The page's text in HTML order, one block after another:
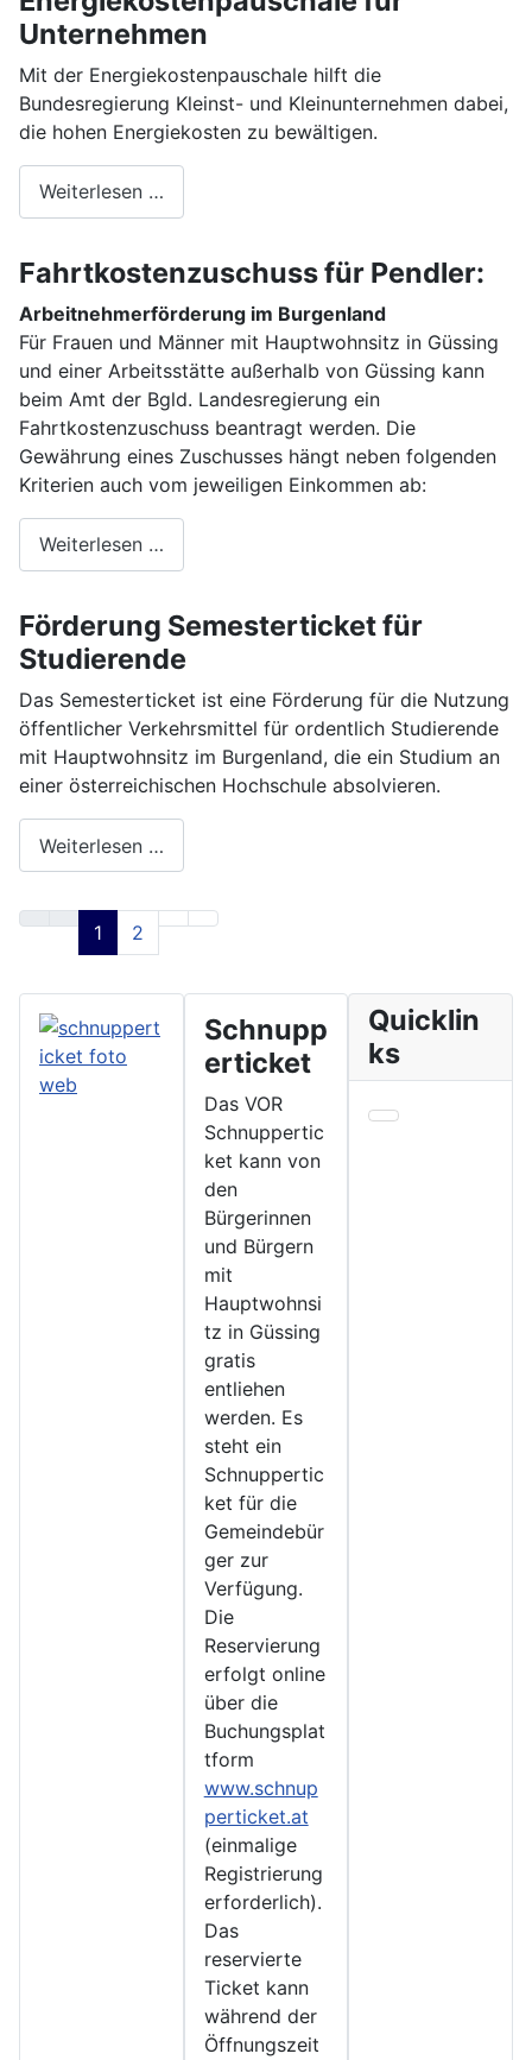
Unternehmen
Mit der Energiekostenpauschale hilft die
Bundesregierung Kleinst- und Kleinunternehmen dabei,
die hohen Energiekosten zu bewältigen.
Weiterlesen …
Fahrtkostenzuschuss für Pendler:
Arbeitnehmerförderung im Burgenland
Für Frauen und Männer mit Hauptwohnsitz in Güssing
und einer Arbeitsstätte außerhalb von Güssing kann
beim Amt der Bgld. Landesregierung ein
Fahrtkostenzuschuss beantragt werden. Die
Gewährung eines Zuschusses hängt neben folgenden
Kriterien auch vom jeweiligen Einkommen ab:
Weiterlesen …
Förderung Semesterticket für
Studierende
Das Semesterticket ist eine Förderung für die Nutzung
öffentlicher Verkehrsmittel für ordentlich Studierende
mit Hauptwohnsitz im Burgenland, die ein Studium an
einer österreichischen Hochschule absolvieren.
Weiterlesen …
1 2
Schnupp
erticket
Das VOR
Schnuppertic
ket kann von
den
Bürgerinnen
und Bürgern
mit
Hauptwohnsi
tz in Güssing
gratis
entliehen
werden. Es
steht ein
Schnuppertic
ket für die
Gemeindebür
ger zur
Verfügung.
Die
Reservierung
erfolgt online
über die
Buchungsplat
tform
www.schnup
perticket.at
(einmalige
Registrierung
erforderlich).
Das
reservierte
Ticket kann
während der
Öffnungszeit
Quicklin
ks